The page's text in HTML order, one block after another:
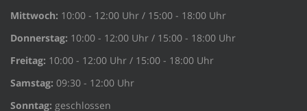
Mittwoch: 10:00 - 12:00 Uhr / 15:00 - 18:00 Uhr
Donnerstag: 10:00 - 12:00 Uhr / 15:00 - 18:00 Uhr
Freitag: 10:00 - 12:00 Uhr / 15:00 - 18:00 Uhr
Samstag: 09:30 - 12:00 Uhr
Sonntag: geschlossen